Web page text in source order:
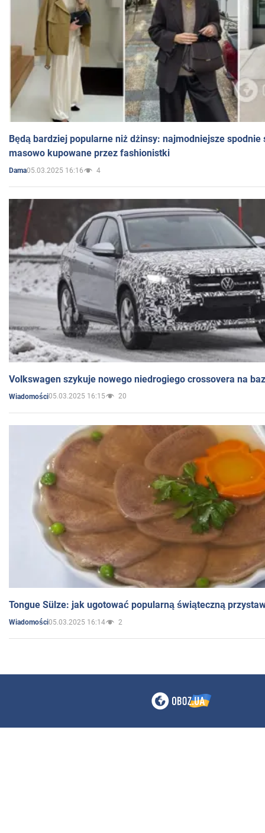
Będą bardziej popularne niż dżinsy: najmodniejsze spodnie
masowo kupowane przez fashionistki
Dama05.03.2025 16:16 4
Volkswagen szykuje nowego niedrogiego crossovera na
Wiadomości05.03.2025 16:15 20
Tongue Sülze: jak ugotować popularną świąteczną
Wiadomości05.03.2025 16:14 2